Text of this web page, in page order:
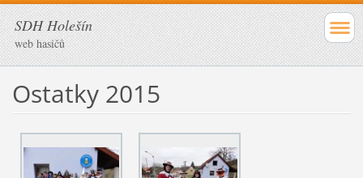
SDH Holešín
web hasičů
Ostatky 2015